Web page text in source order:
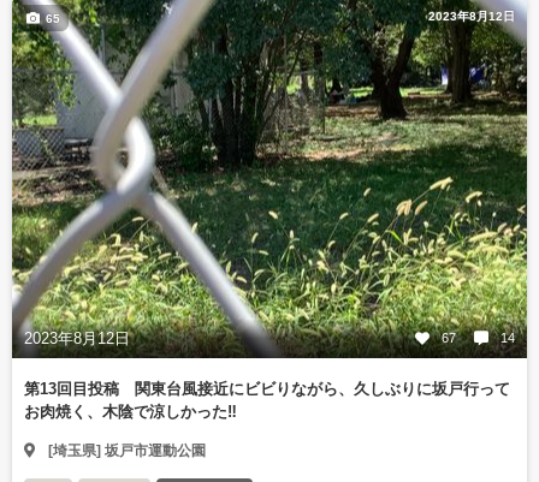
2023年8月12日
2023年8月12日 67 14
65
第13回目投稿 関東台風接近にビビりながら、久しぶりに坂戸行って
お肉焼く、木陰で涼しかった‼️
[埼玉県] 坂戸市運動公園